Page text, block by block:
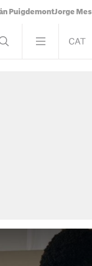
PuigdemontJorge